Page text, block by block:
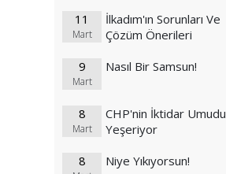
11
Mart
İlkadım'ın Sorunları Ve
Çözüm Önerileri
9
Mart
Nasıl Bir Samsun!
8
Mart
CHP'nin İktidar Umudu
Yeşeriyor
8
Niye Yıkıyorsun!